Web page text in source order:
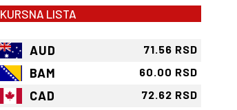
KURSNA LISTA
AUD 71.56 RSD
BAM 60.00 RSD
CAD 72.62 RSD